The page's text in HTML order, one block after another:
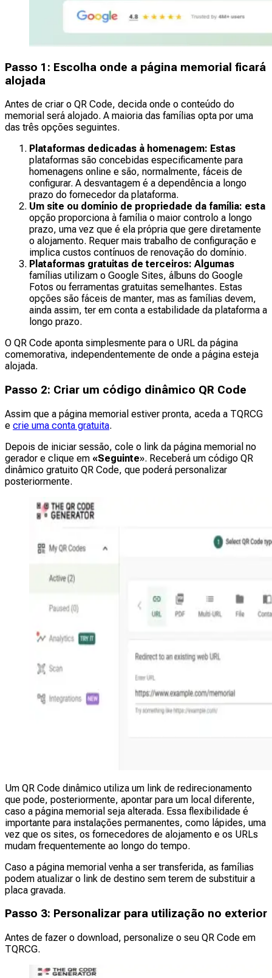
Passo 1: Escolha onde a página memorial ficará
alojada
Antes de criar o QR Code, decida onde o conteúdo do
memorial será alojado. A maioria das famílias opta por uma
das três opções seguintes.
Plataformas dedicadas à homenagem: Estas
plataformas são concebidas especificamente para
homenagens online e são, normalmente, fáceis de
configurar. A desvantagem é a dependência a longo
prazo do fornecedor da plataforma.
Um site ou domínio de propriedade da família: esta
opção proporciona à família o maior controlo a longo
prazo, uma vez que é ela própria que gere diretamente
o alojamento. Requer mais trabalho de configuração e
implica custos contínuos de renovação do domínio.
Plataformas gratuitas de terceiros: Algumas
famílias utilizam o Google Sites, álbuns do Google
Fotos ou ferramentas gratuitas semelhantes. Estas
opções são fáceis de manter, mas as famílias devem,
ainda assim, ter em conta a estabilidade da plataforma a
longo prazo.
O QR Code aponta simplesmente para o URL da página
comemorativa, independentemente de onde a página esteja
alojada.
Passo 2: Criar um código dinâmico QR Code
Assim que a página memorial estiver pronta, aceda a TQRCG
e crie uma conta gratuita.
Depois de iniciar sessão, cole o link da página memorial no
gerador e clique em «Seguinte». Receberá um código QR
dinâmico gratuito QR Code, que poderá personalizar
posteriormente.
Um QR Code dinâmico utiliza um link de redirecionamento
que pode, posteriormente, apontar para um local diferente,
caso a página memorial seja alterada. Essa flexibilidade é
importante para instalações permanentes, como lápides, uma
vez que os sites, os fornecedores de alojamento e os URLs
mudam frequentemente ao longo do tempo.
Caso a página memorial venha a ser transferida, as famílias
podem atualizar o link de destino sem terem de substituir a
placa gravada.
Passo 3: Personalizar para utilização no exterior
Antes de fazer o download, personalize o seu QR Code em
TQRCG.